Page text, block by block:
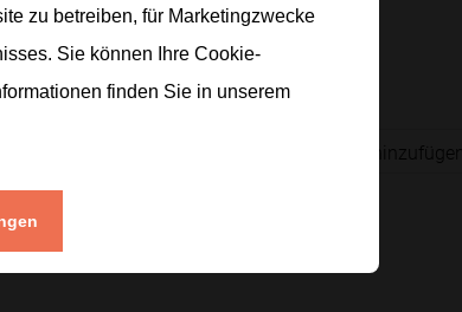
Pfeffer
1 Hand
Zur Einkaufsliste hinzufügen
zu betreiben, für Marketingzwecke
Sie können Ihre Cookie-
finden Sie in unserem